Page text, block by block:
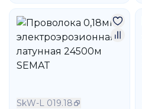
SkW-L 019.18